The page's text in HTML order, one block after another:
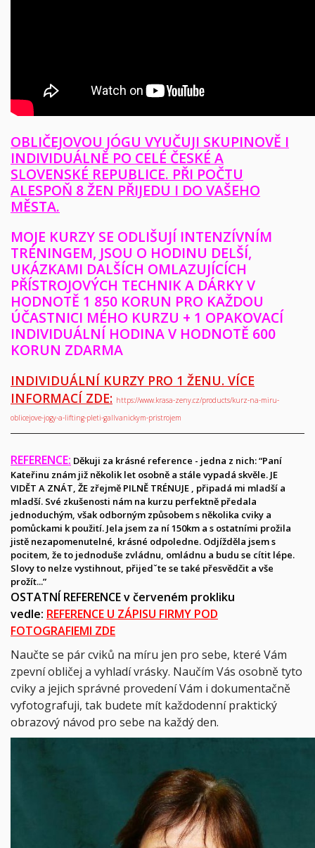
OBLIČEJOVOU JÓGU VYUČUJI SKUPINOVĚ I
INDIVIDUÁLNĚ PO CELÉ ČESKÉ A
SLOVENSKÉ REPUBLICE. PŘI POČTU
ALESPOŇ 8 ŽEN PŘIJEDU I DO VAŠEHO
MĚSTA.
MOJE KURZY SE ODLIŠUJÍ INTENZÍVNÍM
TRÉNINGEM, JSOU O HODINU DELŠÍ,
UKÁZKAMI DALŠÍCH OMLAZUJÍCÍCH
PŘÍSTROJOVÝCH TECHNIK A DÁRKY V
HODNOTĚ 1 850 KORUN PRO KAŽDOU
ÚČASTNICI MÉHO KURZU + 1 OPAKOVACÍ
INDIVIDUÁLNÍ HODINA V HODNOTĚ 600
KORUN ZDARMA
INDIVIDUÁLNÍ KURZY PRO 1 ŽENU. VÍCE
INFORMACÍ ZDE: https://www.krasa-zeny.cz/products/kurz-na-miru-
oblicejove-jogy-a-lifting-pleti-gallvanickym-pristrojem
REFERENCE: Děkuji za krásné reference - jedna z nich: “Paní
Kateřinu znám již několik let osobně a stále vypadá skvěle. JE
VIDĚT A ZNÁT, ŽE zřejmě PILNĚ TRÉNUJE , připadá mi mladší a
mladší. Své zkušenosti nám na kurzu perfektně předala
jednoduchým, však odborným způsobem s několika cviky a
pomůckami k použití. Jela jsem za ní 150km a s ostatními prožila
jistě nezapomenutelné, krásné odpoledne. Odjížděla jsem s
pocitem, že to jednoduše zvládnu, omládnu a budu se cítit lépe.
Slovy to nelze vystihnout, přijedˇte se také přesvědčit a vše
prožít...”
OSTATNÍ REFERENCE v červeném prokliku
vedle: REFERENCE U ZÁPISU FIRMY POD
FOTOGRAFIEMI ZDE
Naučte se pár cviků na míru jen pro sebe, které Vám
zpevní obličej a vyhladí vrásky. Naučím Vás osobně tyto
cviky a jejich správné provedení Vám i dokumentačně
vyfotografuji, tak budete mít každodenní praktický
obrazový návod pro sebe na každý den.